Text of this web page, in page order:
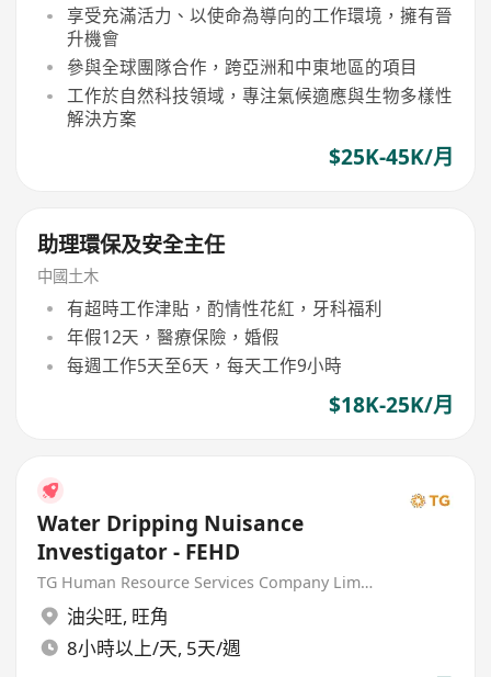
享受充滿活力、以使命為導向的工作環境，擁有晉
升機會
參與全球團隊合作，跨亞洲和中東地區的項目
工作於自然科技領域，專注氣候適應與生物多樣性
解決方案
$25K-45K/月
助理環保及安全主任
中國土木
有超時工作津貼，酌情性花紅，牙科福利
年假12天，醫療保險，婚假
每週工作5天至6天，每天工作9小時
$18K-25K/月
Water Dripping Nuisance
Investigator - FEHD
TG Human Resource Services Company Limited
油尖旺, 旺角
8小時以上/天, 5天/週